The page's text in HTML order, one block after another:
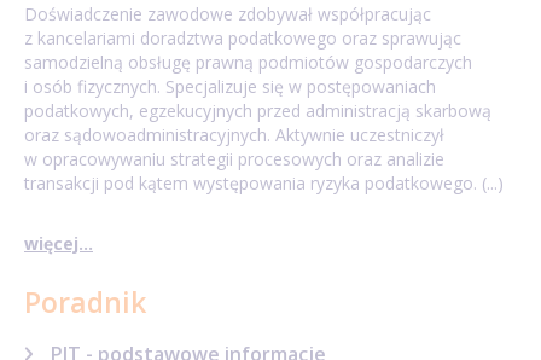
Doświadczenie zawodowe zdobywał współpracując
z kancelariami doradztwa podatkowego oraz sprawując
samodzielną obsługę prawną podmiotów gospodarczych
i osób fizycznych. Specjalizuje się w postępowaniach
podatkowych, egzekucyjnych przed administracją skarbową
oraz sądowoadministracyjnych. Aktywnie uczestniczył
w opracowywaniu strategii procesowych oraz analizie
transakcji pod kątem występowania ryzyka podatkowego. (...)
więcej...
Poradnik
PIT - podstawowe informacje